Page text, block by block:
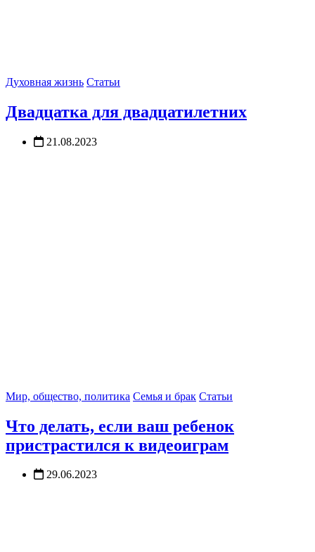
Духовная жизнь Статьи
Двадцатка для двадцатилетних
21.08.2023
Мир, общество, политика Семья и брак Статьи
Что делать, если ваш ребенок
пристрастился к видеоиграм
29.06.2023